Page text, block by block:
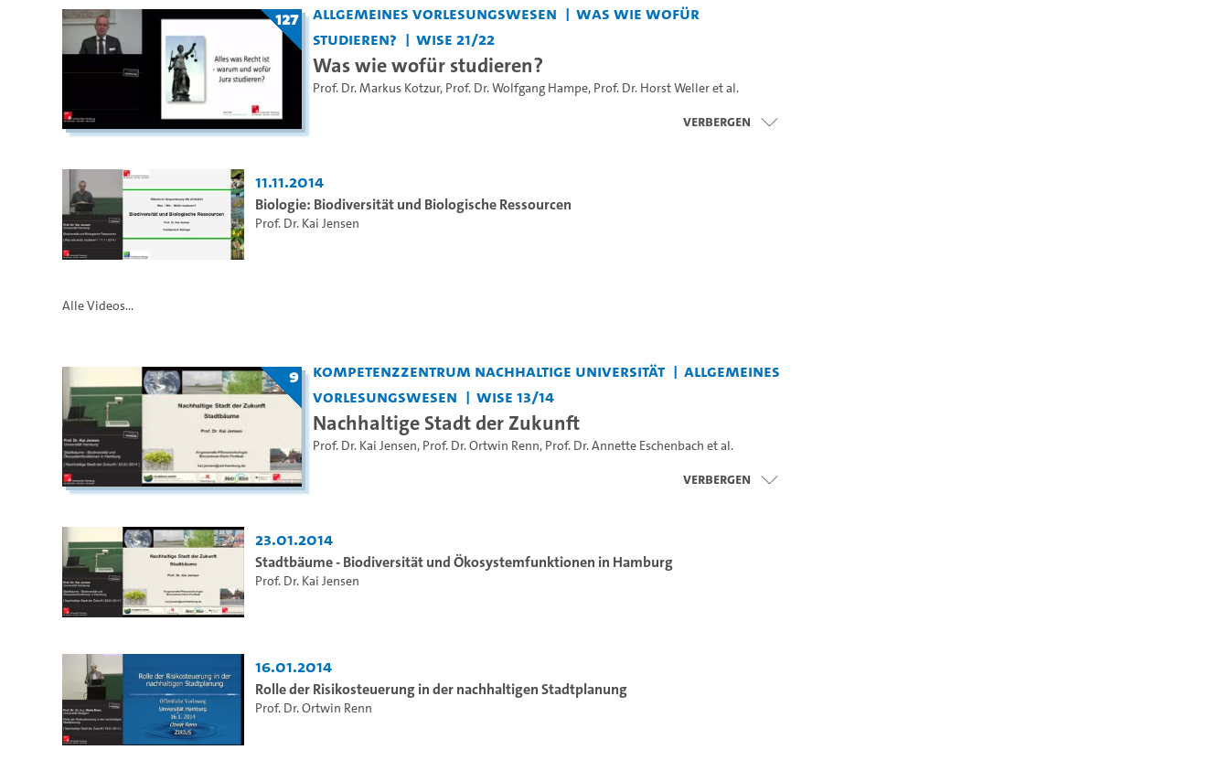
127 Allgemeines Vorlesungswesen
Was wie wofür
studieren?
WiSe 21/22
Was wie wofür studieren?
Prof. Dr. Markus Kotzur, Prof. Dr. Wolfgang Hampe, Prof. Dr. Horst Welleret al.
Verbergen
11.11.2014
Biologie: Biodiversität und Biologische Ressourcen
Prof. Dr. Kai Jensen
Alle Videos...
9 Kompetenzzentrum Nachhaltige Universität
Allgemeines
Vorlesungswesen
WiSe 13/14
Nachhaltige Stadt der Zukunft
Prof. Dr. Kai Jensen, Prof. Dr. Ortwin Renn, Prof. Dr. Annette Eschenbach et al.
Verbergen
23.01.2014
Stadtbäume - Biodiversität und Ökosystemfunktionen in Hamburg
Prof. Dr. Kai Jensen
16.01.2014
Rolle der Risikosteuerung in der nachhaltigen Stadtplanung
Prof. Dr. Ortwin Renn